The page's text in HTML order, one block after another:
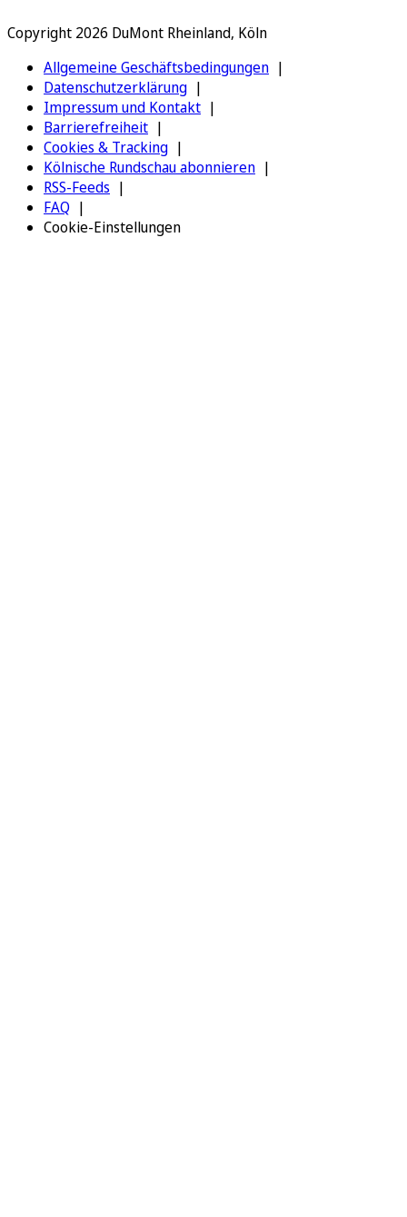
Copyright 2026 DuMont Rheinland, Köln
Allgemeine Geschäftsbedingungen
Datenschutzerklärung
Impressum und Kontakt
Barrierefreiheit
Cookies & Tracking
Kölnische Rundschau abonnieren
RSS-Feeds
FAQ
Cookie-Einstellungen